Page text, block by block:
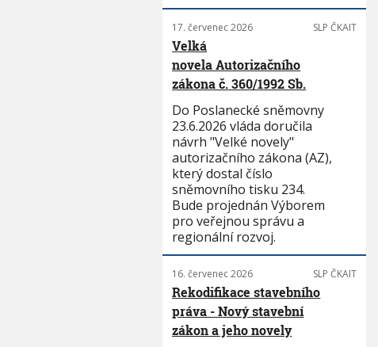
17. červenec 2026 SLP ČKAIT
Velká
novela Autorizačního
zákona č. 360/1992 Sb.
Do Poslanecké sněmovny
23.6.2026 vláda doručila
návrh "Velké novely"
autorizačního zákona (AZ),
který dostal číslo
sněmovního tisku 234.
Bude projednán Výborem
pro veřejnou správu a
regionální rozvoj.
16. červenec 2026 SLP ČKAIT
Rekodifikace stavebního
práva - Nový stavební
zákon a jeho novely